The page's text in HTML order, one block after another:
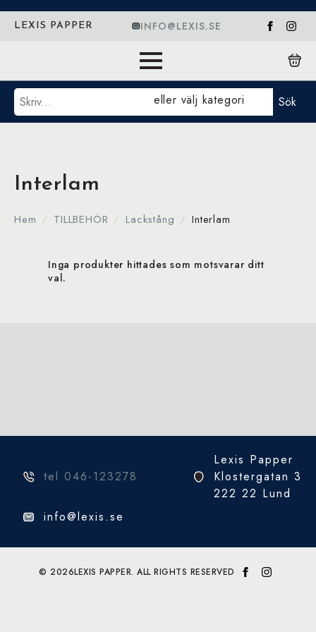
LEXIS PAPPER INFO@LEXIS.SE
Sök eller välj kategori Sök
Interlam
Hem TILLBEHÖR Lackstång Interlam
Inga produkter hittades som motsvarar ditt
val.
tel 046-123278
Lexis Papper
Klostergatan 3
222 22 Lund
info@lexis.se
© 2026LEXIS PAPPER. ALL RIGHTS RESERVED